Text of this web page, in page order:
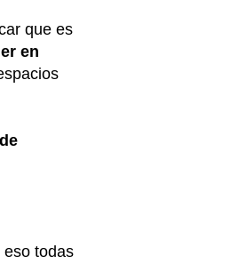
que es
en
eso todas